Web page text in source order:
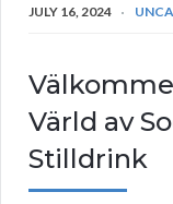
JULY 16, 2024
Värld av
Stilldrink